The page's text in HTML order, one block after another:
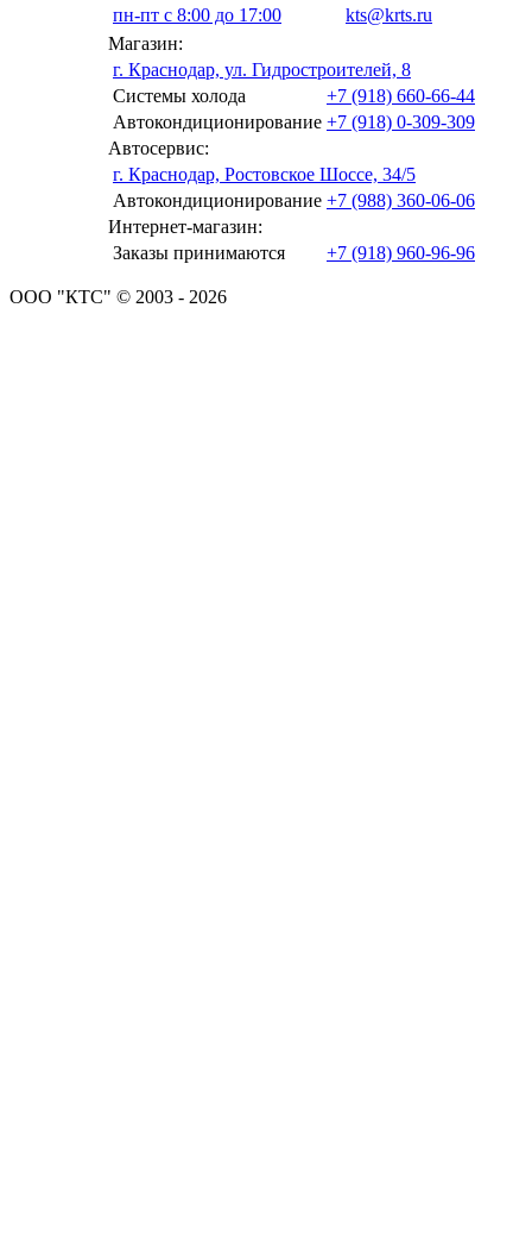
пн-пт с 8:00 до 17:00
kts@krts.ru
Магазин:
г. Краснодар, ул. Гидростроителей, 8
Системы холода
+7 (918) 660-66-44
Автокондиционирование +7 (918) 0-309-309
Автосервис:
г. Краснодар, Ростовское Шоссе, 34/5
Автокондиционирование +7 (988) 360-06-06
Интернет-магазин:
Заказы принимаются
+7 (918) 960-96-96
ООО "КТС" © 2003 - 2026